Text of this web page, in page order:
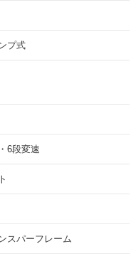
プ式
6段変速
スパーフレーム